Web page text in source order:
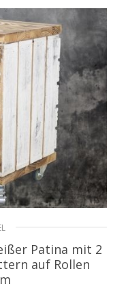
Patina mit 2
auf Rollen